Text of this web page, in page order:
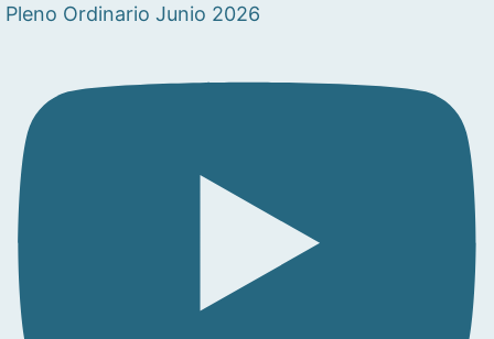
Pleno Ordinario Junio 2026